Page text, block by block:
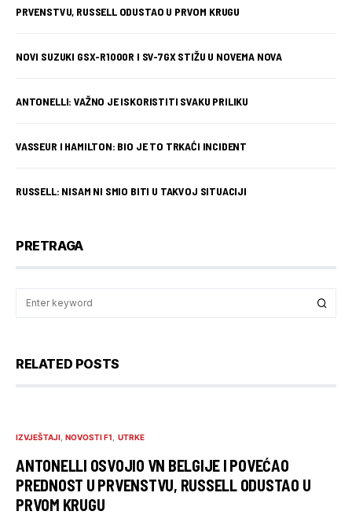
PRVENSTVU, RUSSELL ODUSTAO U PRVOM KRUGU
NOVI SUZUKI GSX-R1000R I SV-7GX STIŽU U NOVEMA NOVA
ANTONELLI: VAŽNO JE ISKORISTITI SVAKU PRILIKU
VASSEUR I HAMILTON: BIO JE TO TRKAĆI INCIDENT
RUSSELL: NISAM NI SMIO BITI U TAKVOJ SITUACIJI
PRETRAGA
RELATED POSTS
IZVJEŠTAJI NOVOSTI F1 UTRKE
ANTONELLI OSVOJIO VN BELGIJE I POVEĆAO
PREDNOST U PRVENSTVU, RUSSELL ODUSTAO U
PRVOM KRUGU